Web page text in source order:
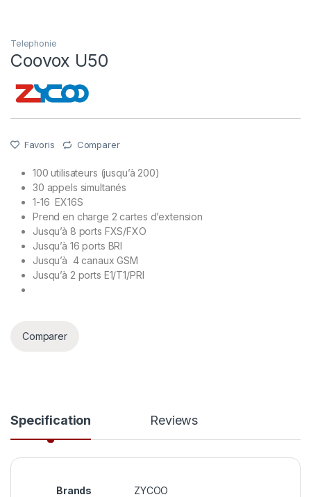
Telephonie
Coovox U50
Favoris Comparer
100 utilisateurs (jusqu’à 200)
30 appels simultanés
1-16 EX16S
Prend en charge 2 cartes d’extension
Jusqu’à 8 ports FXS/FXO
Jusqu’à 16 ports BRI
Jusqu’à 4 canaux GSM
Jusqu’à 2 ports E1/T1/PRI
Comparer
Specification Reviews
Brands ZYCOO